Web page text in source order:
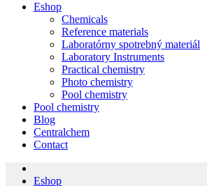
Eshop
Chemicals
Reference materials
Laboratórny spotrebný materiál
Laboratory Instruments
Practical chemistry
Photo chemistry
Pool chemistry
Pool chemistry
Blog
Centralchem
Contact
Eshop